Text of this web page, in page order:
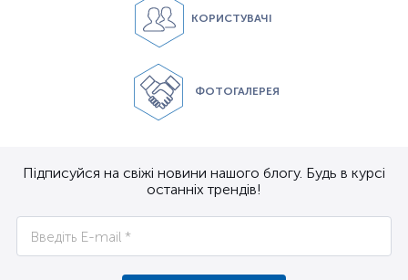
КОРИСТУВАЧІ
ФОТОГАЛЕРЕЯ
Підписуйся на свіжі новини нашого блогу. Будь в курсі
останніх трендів!